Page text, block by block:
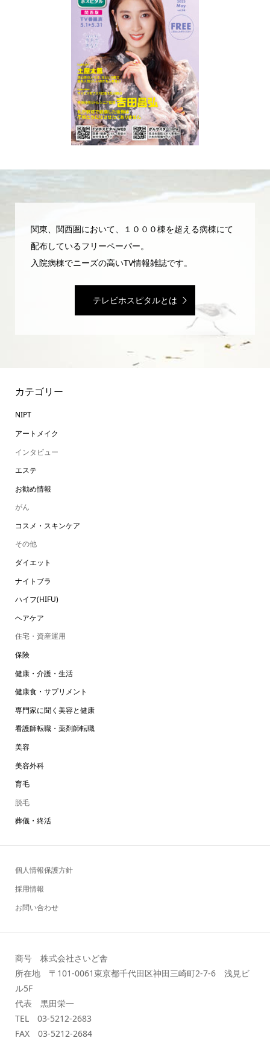
関東、関西圏において、１０００棟を超える病棟にて
配布しているフリーペーパー。
入院病棟でニーズの高いTV情報雑誌です。
テレビホスピタルとは
カテゴリー
NIPT
アートメイク
インタビュー
エステ
お勧め情報
がん
コスメ・スキンケア
その他
ダイエット
ナイトブラ
ハイフ(HIFU)
ヘアケア
住宅・資産運用
保険
健康・介護・生活
健康食・サプリメント
専門家に聞く美容と健康
看護師転職・薬剤師転職
美容
美容外科
育毛
脱毛
葬儀・終活
個人情報保護方針
採用情報
お問い合わせ
商号 株式会社さいど舎
所在地 〒101-0061東京都千代田区神田三崎町2-7-6 浅見ビ
ル5F
代表 黒田栄一
TEL 03-5212-2683
FAX 03-5212-2684